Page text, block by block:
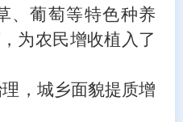
、葡萄等特色种养
，为农民增收植入了
， 城乡面貌提质增